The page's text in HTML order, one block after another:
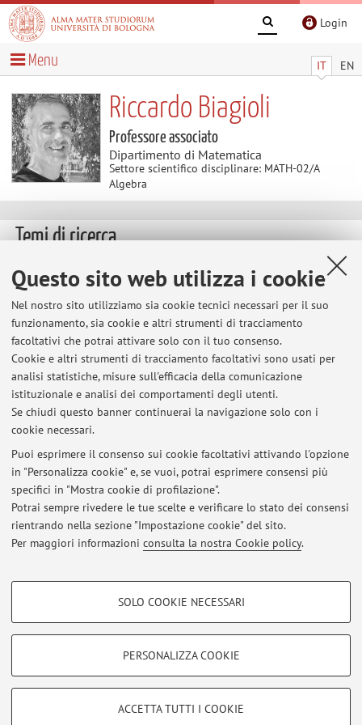
Questo sito web utilizza i cookie
Nel nostro sito utilizziamo sia cookie tecnici necessari per il suo
funzionamento, sia cookie e altri strumenti di tracciamento
facoltativi che potrai attivare solo con il tuo consenso.
Cookie e altri strumenti di tracciamento facoltativi sono usati per
analisi statistiche, misure sull'efficacia della comunicazione
istituzionale e analisi dei comportamenti degli utenti.
Se chiudi questo banner continuerai la navigazione solo con i
cookie necessari.
Puoi esprimere il consenso sui cookie facoltativi attivando l'opzione
in "Personalizza cookie" e, se vuoi, potrai esprimere consensi più
specifici in "Mostra cookie di profilazione".
Potrai sempre rivedere le tue scelte e verificare lo stato dei consensi
rientrando nella sezione "Impostazione cookie" del sito.
Per maggiori informazioni consulta la nostra Cookie policy.
COOKIE DI PROFILAZIONE - FACOLTATIVI
COOKIE TECNICI - NECESSARI
SOLO COOKIE NECESSARI
PERSONALIZZA COOKIE
ACCETTA TUTTI I COOKIE
Login
IT EN
Menu
Riccardo Biagioli
Professore associato
Dipartimento di Matematica
Settore scientifico disciplinare: MATH-02/A
Algebra
Temi di ricerca
enumerativa, gruppi di Coxeter
Conferenze organizzate.
89th Séminaire Lotharingien de Combinatoire
SLC Web
Page- Marzo 2023
Bruhat order: recent developments and open problems
15-19 Aprile 2024
Ultimi avvisi
Al momento non sono presenti avvisi.
Area riservata
Accedi tramiteloginper gestire tutti i contenuti del sito.
Zamboni, 33 - 40126 Bologna - Partita IVA: 01131710376